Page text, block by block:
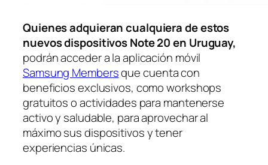
Quienes adquieran cualquiera de estos
nuevos dispositivos Note 20 en Uruguay,
podrán acceder a la aplicación móvil
Samsung Membersque cuenta con
beneficios exclusivos, como workshops
gratuitos o actividades para mantenerse
activo y saludable, para aprovechar al
máximo sus dispositivos y tener
experiencias únicas.